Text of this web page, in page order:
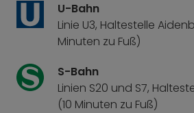
U-Bahn
Linie U3, Haltestelle
Minuten zu Fuß)
S-Bahn
Linien S20 und S7,
(10 Minuten zu Fuß)